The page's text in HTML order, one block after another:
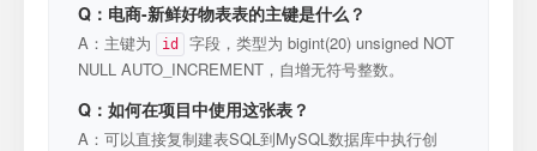
Q：电商-新鲜好物表表的主键是什么？
A：主键为 id
字段，类型为 bigint(20) unsigned NOT
NULL AUTO_INCREMENT，自增无符号整数。
Q：如何在项目中使用这张表？
A：可以直接复制建表SQL到MySQL数据库中执行创